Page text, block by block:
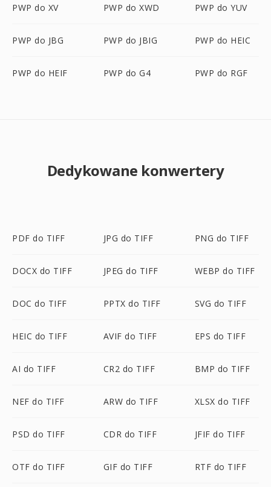
PWP do XV PWP do XWD PWP do YUV
PWP do JBG PWP do JBIG PWP do HEIC
PWP do HEIF PWP do G4 PWP do RGF
Dedykowane konwertery
PDF do TIFF JPG do TIFF PNG do TIFF
DOCX do TIFF JPEG do TIFF WEBP do TIFF
DOC do TIFF PPTX do TIFF SVG do TIFF
HEIC do TIFF AVIF do TIFF EPS do TIFF
AI do TIFF CR2 do TIFF BMP do TIFF
NEF do TIFF ARW do TIFF XLSX do TIFF
PSD do TIFF CDR do TIFF JFIF do TIFF
OTF do TIFF GIF do TIFF RTF do TIFF